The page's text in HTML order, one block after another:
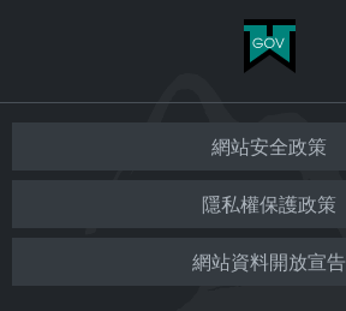
網站安全政策
隱私權保護政策
網站資料開放宣告